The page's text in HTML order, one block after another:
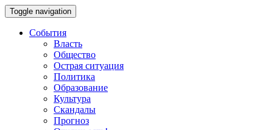
Toggle navigation
События
Власть
Общество
Острая ситуация
Политика
Образование
Культура
Скандалы
Прогноз